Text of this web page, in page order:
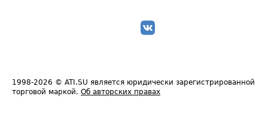
1998-2026 © ATI.SU является юридически зарегистрированной
торговой маркой. Об авторских правах